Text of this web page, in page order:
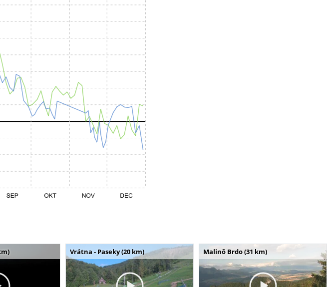
Vrátna - Paseky (20 km) Malinô Brdo (31 km)